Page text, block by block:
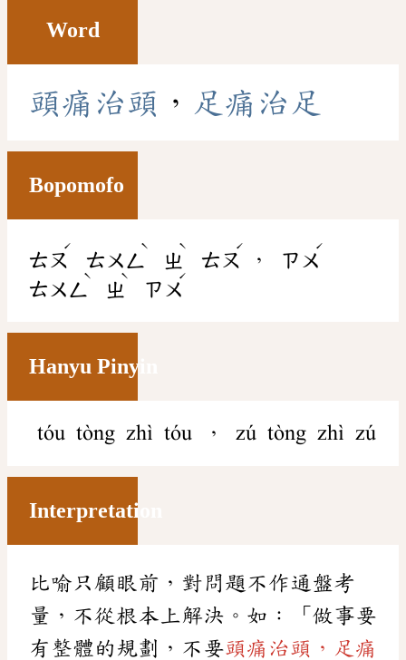
Word
頭痛 治頭 ， 足 痛 治 足
Bopomofo
ㄊㄡ
ˊ
ㄊㄨㄥ
ˋ
ㄓ
ˋ
ㄊㄡ
ˊ
， ㄗㄨ
ˊ
ㄊㄨㄥ
ˋ
ㄓ
ˋ
ㄗㄨ
ˊ
Hanyu Pinyin
tóu tòng zhì tóu ， zú tòng zhì zú
Interpretation
比喻只顧眼前，對問題不作通盤考
量，不從根本上解決。如：「做事要
有整體的規劃，不要頭痛治頭，足痛